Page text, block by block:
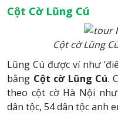
Cột Cờ Lũng Cú
Cột cờ Lũng
Lũng Cú được ví như
bằng Cột cờ Lũng Cú.
theo cột cờ Hà Nội
dân tộc, 54 dân tộc anh